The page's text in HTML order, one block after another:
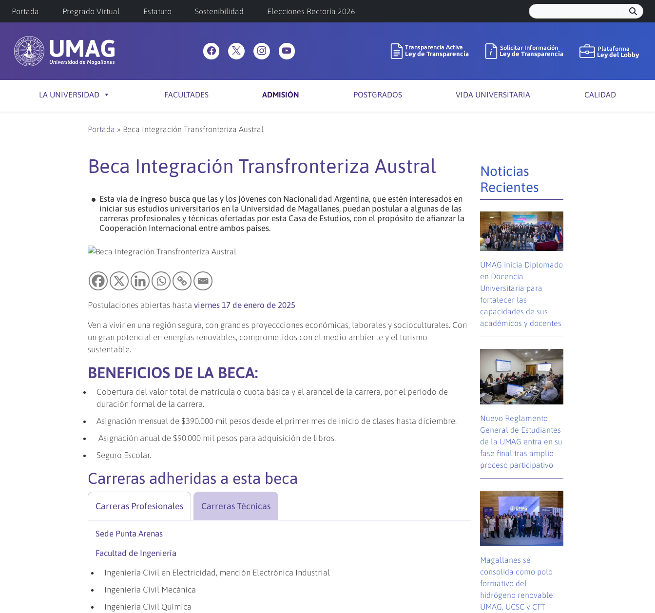
Portada Pregrado Virtual Estatuto Sostenibilidad Elecciones Rectoría 2026
LA UNIVERSIDAD FACULTADES ADMISIÓN POSTGRADOS VIDA UNIVERSITARIA CALIDAD
Portada » Beca Integración Transfronteriza Austral
Beca Integración Transfronteriza Austral
Esta vía de ingreso busca que las y los jóvenes con Nacionalidad Argentina, que estén interesados en
iniciar sus estudios universitarios en la Universidad de Magallanes, puedan postular a algunas de las
carreras profesionales y técnicas ofertadas por esta Casa de Estudios, con el propósito de afianzar la
Cooperación Internacional entre ambos países.
Postulaciones abiertas hastaviernes 17 de enero de 2025
Ven a vivir en una región segura, con grandes proyeccciones económicas, laborales y socioculturales. Con
un gran potencial en energías renovables, comprometidos con el medio ambiente y el turismo
sustentable.
BENEFICIOS DE LA BECA:
Cobertura del valor total de matrícula o cuota básica y el arancel de la carrera, por el período de
duración formal de la carrera.
Asignación mensual de $390.000 mil pesos desde el primer mes de inicio de clases hasta diciembre.
Asignación anual de $90.000 mil pesos para adquisición de libros.
Seguro Escolar.
Carreras adheridas a esta beca
Carreras Profesionales Carreras Técnicas
Sede Punta Arenas
Facultad de Ingeniería
Ingeniería Civil en Electricidad, mención Electrónica Industrial
Ingeniería Civil Mecánica
Ingeniería Civil Química
Noticias
Recientes
UMAG inicia Diplomado
en Docencia
Universitaria para
fortalecer las
capacidades de sus
académicos y docentes
Nuevo Reglamento
General de Estudiantes
de la UMAG entra en su
fase final tras amplio
proceso participativo
Magallanes se
consolida como polo
formativo del
hidrógeno renovable:
UMAG, UCSC y CFT